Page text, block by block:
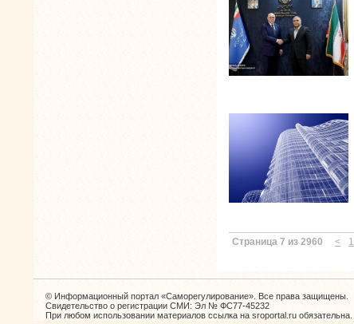
Страница 7 из 2960 < 1
© Информационный портал «Саморегулирование». Все права защищены.
Свидетельство о регистрации СМИ: Эл № ФС77-45232
При любом использовании материалов ссылка на sroportal.ru обязательна.